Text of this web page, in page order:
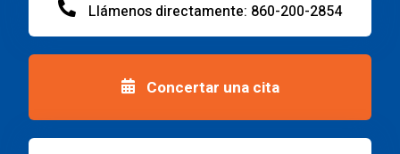
Llámenos directamente: 860-200-2854
Concertar una cita